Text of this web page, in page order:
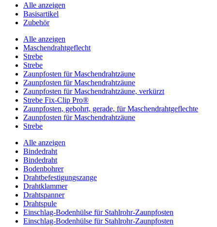
Alle anzeigen
Basisartikel
Zubehör
Alle anzeigen
Maschendrahtgeflecht
Strebe
Strebe
Zaunpfosten für Maschendrahtzäune
Zaunpfosten für Maschendrahtzäune
Zaunpfosten für Maschendrahtzäune, verkürzt
Strebe Fix-Clip Pro®
Zaunpfosten, gebohrt, gerade, für Maschendrahtgeflechte
Zaunpfosten für Maschendrahtzäune
Strebe
Alle anzeigen
Bindedraht
Bindedraht
Bodenbohrer
Drahtbefestigungszange
Drahtklammer
Drahtspanner
Drahtspule
Einschlag-Bodenhülse für Stahlrohr-Zaunpfosten
Einschlag-Bodenhülse für Stahlrohr-Zaunpfosten